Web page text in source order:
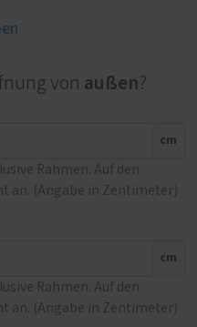
von außen?
cm
Rahmen. Auf den
an. (Angabe in Zentimeter)
cm
Rahmen. Auf den
an. (Angabe in Zentimeter)